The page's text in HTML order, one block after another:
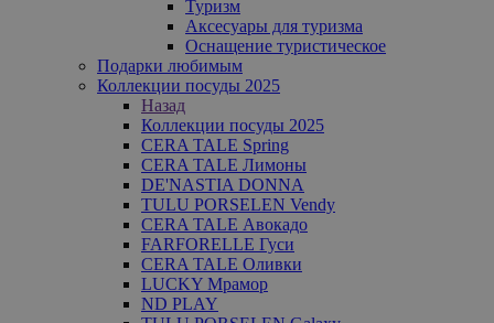
Туризм
Аксесуары для туризма
Оснащение туристическое
Подарки любимым
Коллекции посуды 2025
Назад
Коллекции посуды 2025
CERA TALE Spring
CERA TALE Лимоны
DE'NASTIA DONNA
TULU PORSELEN Vendy
CERA TALE Авокадо
FARFORELLE Гуси
CERA TALE Оливки
LUCKY Мрамор
ND PLAY